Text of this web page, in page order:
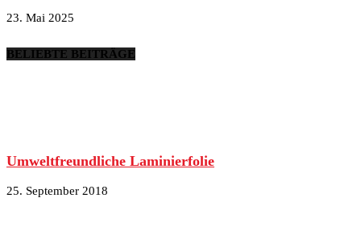
23. Mai 2025
BELIEBTE BEITRÄGE
Umweltfreundliche Laminierfolie
25. September 2018